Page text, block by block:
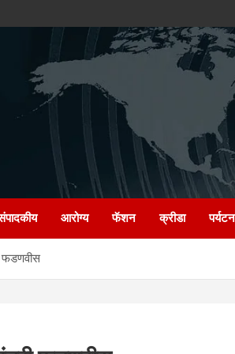
आरोग्य फॅशन क्रीडा पर्यटन
फडणवीस